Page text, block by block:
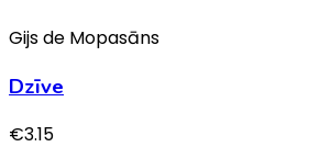
Gijs de Mopasāns
Dzīve
€3.15